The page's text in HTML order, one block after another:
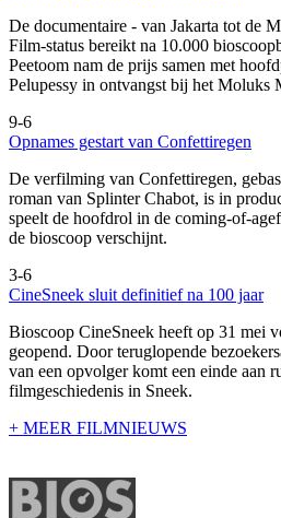
De documentaire - van Jakarta tot de
Film-status bereikt na 10.000
Peetoom nam de prijs samen met
Pelupessy in ontvangst bij het Moluks
9-6
Opnames gestart van Confettiregen
De verfilming van Confettiregen,
roman van Splinter Chabot, is in
speelt de hoofdrol in de coming-of-
de bioscoop verschijnt.
3-6
CineSneek sluit definitief na 100 jaar
Bioscoop CineSneek heeft op 31 mei
geopend. Door teruglopende
van een opvolger komt een einde aan
filmgeschiedenis in Sneek.
+ MEER FILMNIEUWS